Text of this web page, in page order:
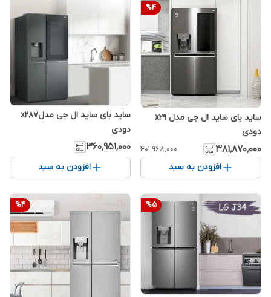
%4
ساید بای ساید ال جی مدل x29
دودی
۳۸۱٬۸۷۰٬۰۰۰ ۴۰۱٬۹۶۸٬۰۰۰
افزودن به سبد
ساید بای ساید ال جی مدلx287
دودی
۳۶۰٬۹۵۱٬۰۰۰
افزودن به سبد
%5
%4